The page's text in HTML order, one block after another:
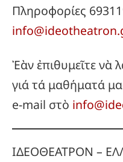
Πληροφορίες
Ἐὰν ἐπιθυμεῖτε νὰ
γιά τά μαθήματά
e-mail στὸ
ΙΔΕΟΘΕΑΤΡΟΝ –